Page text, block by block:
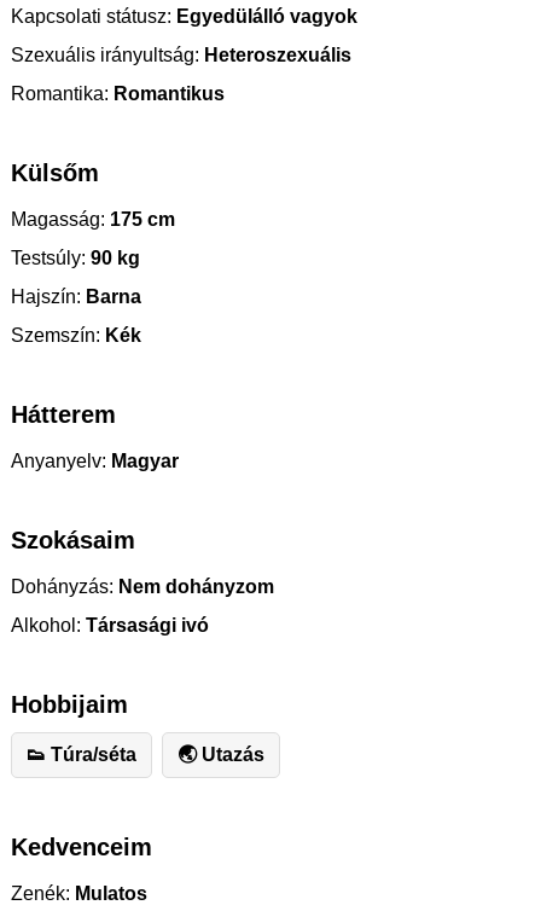
Kapcsolati státusz: Egyedülálló vagyok
Szexuális irányultság: Heteroszexuális
Romantika: Romantikus
Külsőm
Magasság: 175 cm
Testsúly: 90 kg
Hajszín: Barna
Szemszín: Kék
Hátterem
Anyanyelv: Magyar
Szokásaim
Dohányzás: Nem dohányzom
Alkohol: Társasági ivó
Hobbijaim
👟 Túra/séta 🌏 Utazás
Kedvenceim
Zenék: Mulatos